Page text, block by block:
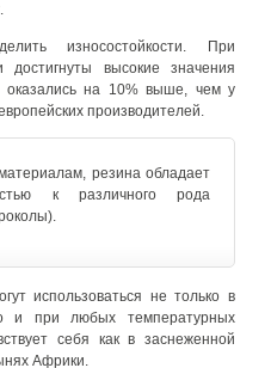
износостойкости. При
высокие значения
оказались на 10% выше, чем у
производителей.
резина обладает
к различного рода
использоваться не только в
и при любых температурных
себя как в заснеженной
Африки.